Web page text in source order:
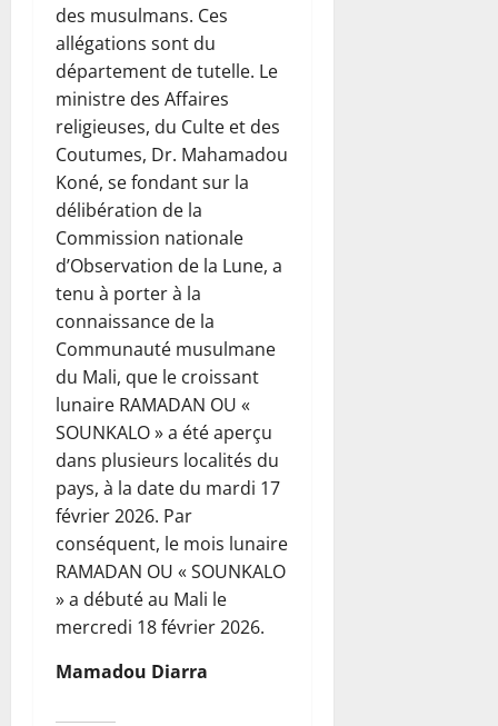
des musulmans. Ces
allégations sont du
département de tutelle. Le
ministre des Affaires
religieuses, du Culte et des
Coutumes, Dr. Mahamadou
Koné, se fondant sur la
délibération de la
Commission nationale
d’Observation de la Lune, a
tenu à porter à la
connaissance de la
Communauté musulmane
du Mali, que le croissant
lunaire RAMADAN OU «
SOUNKALO » a été aperçu
dans plusieurs localités du
pays, à la date du mardi 17
février 2026. Par
conséquent, le mois lunaire
RAMADAN OU « SOUNKALO
» a débuté au Mali le
mercredi 18 février 2026.
Mamadou Diarra